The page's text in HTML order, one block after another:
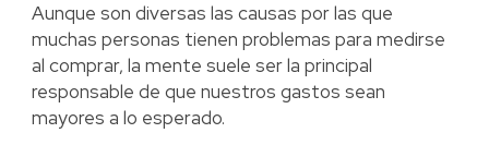
Aunque son diversas las causas por las que
muchas personas tienen problemas para medirse
al comprar, la mente suele ser la principal
responsable de que nuestros gastos sean
mayores a lo esperado.